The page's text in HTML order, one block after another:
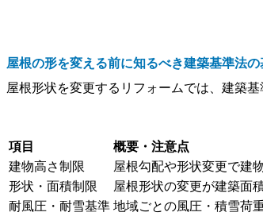
屋根の形を変える前に知るべき建築基準法
屋根形状を変更するリフォームでは、建築
項目
概要・注意点
建物高さ制限
屋根勾配や形状変更で建
形状・面積制限
屋根形状の変更が建築面
耐風圧・耐雪基準 地域ごとの風圧・積雪荷